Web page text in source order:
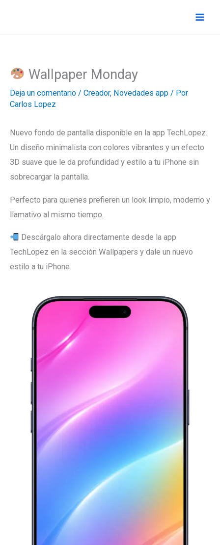
contenido
Wallpaper Monday
Deja un comentario / Creador, Novedades app / Por
Carlos Lopez
Nuevo fondo de pantalla disponible en la app TechLopez.
Un diseño minimalista con colores vibrantes y un efecto
3D suave que le da profundidad y estilo a tu iPhone sin
sobrecargar la pantalla.
Perfecto para quienes prefieren un look limpio, moderno y
llamativo al mismo tiempo.
Descárgalo ahora directamente desde la app
TechLopez en la sección Wallpapers y dale un nuevo
estilo a tu iPhone.